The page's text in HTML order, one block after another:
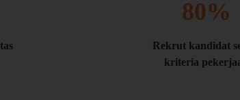
80%
Rekrut kandidat
kriteria